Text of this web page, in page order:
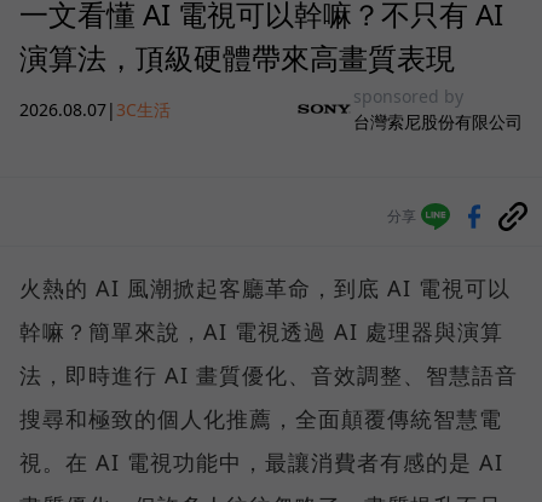
一文看懂 AI 電視可以幹嘛？不只有 AI
演算法，頂級硬體帶來高畫質表現
2026.08.07| 3C生活
sponsored by
台灣索尼股份有限公司
分享
火熱的 AI 風潮掀起客廳革命，到底 AI 電視可以
幹嘛？簡單來說，AI 電視透過 AI 處理器與演算
法，即時進行 AI 畫質優化、音效調整、智慧語音
搜尋和極致的個人化推薦，全面顛覆傳統智慧電
視。在 AI 電視功能中，最讓消費者有感的是 AI